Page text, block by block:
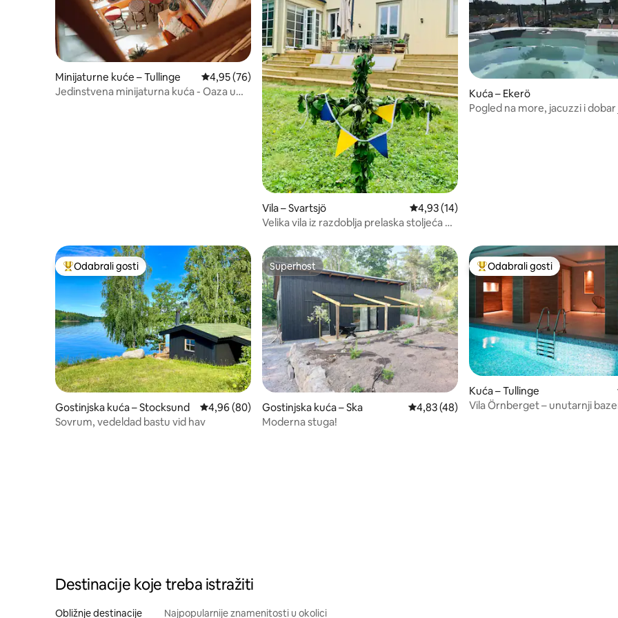
Minijaturne kuće – Tullinge Prosječna ocjena: 4,95/5, recenzija: 76
4,95 (76)
Jedinstvena minijaturna kuća - Oaza u
Vila – Svartsjö Prosječna ocjena: 4,93/5, recenzija: 14
4,93 (14)
Velika vila iz razdoblja prelaska stoljeća u
Kuća – Ekerö
Pogled na more, jacuzzi i dobar
Među najviše rangiranima s oznakom „Odabrali gosti”
Odabrali gosti
Gostinjska kuća – Stocksund Prosječna ocjena: 4,96/5, recenzija: 80
4,96 (80)
Sovrum, vedeldad bastu vid hav
Superhost
Superhost
Gostinjska kuća – Ska Prosječna ocjena: 4,83/5, recenzija: 48
4,83 (48)
Moderna stuga!
Među najviše rangiranima s
Odabrali gosti
Kuća – Tullinge
Vila Örnberget – unutarnji
Destinacije koje treba istražiti
Obližnje destinacije Najpopularnije znamenitosti u okolici